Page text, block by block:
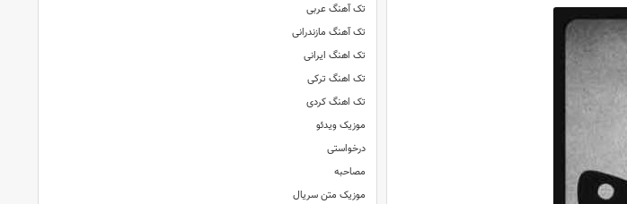
تک آهنگ عربی
تک آهنگ مازندرانی
تک اهنگ ایرانی
تک اهنگ ترکی
تک اهنگ کردی
موزیک ویدئو
درخواستی
مصاحبه
موزیک متن سریال